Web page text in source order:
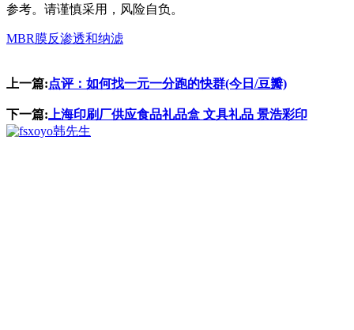
参考。请谨慎采用，风险自负。
MBR膜反渗透和纳滤
上一篇:点评：如何找一元一分跑的快群(今日/豆瓣)
下一篇: 上海印刷厂供应食品礼品盒 文具礼品 景浩彩印
韩先生